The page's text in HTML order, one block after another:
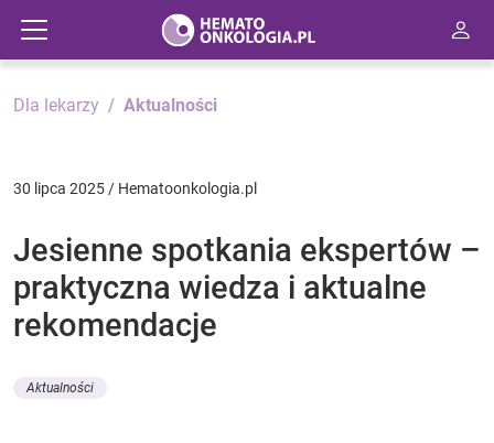
Dla lekarzy Aktualności
30 lipca 2025 / Hematoonkologia.pl
Jesienne spotkania ekspertów –
praktyczna wiedza i aktualne
rekomendacje
Aktualności